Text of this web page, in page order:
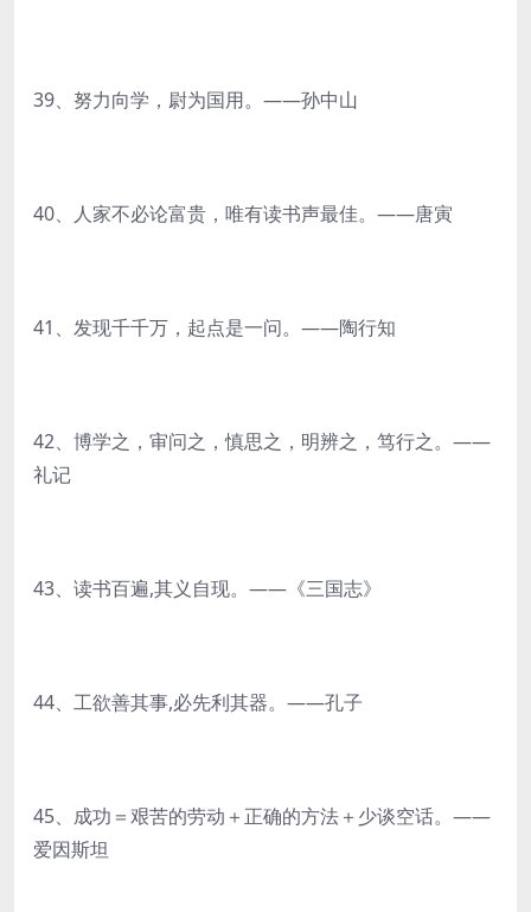
39、努力向学，尉为国用。——孙中山
40、人家不必论富贵，唯有读书声最佳。——唐寅
41、发现千千万，起点是一问。——陶行知
42、博学之，审问之，慎思之，明辨之，笃行之。——
礼记
43、读书百遍,其义自现。——《三国志》
44、工欲善其事,必先利其器。——孔子
45、成功＝艰苦的劳动＋正确的方法＋少谈空话。——
爱因斯坦